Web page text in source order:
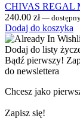
CHIVAS REGAL
240.00 zł —
Dodaj do koszyka
Dodaj do listy
Bądź pierwszy!
do newslettera
Chcesz jako
Zapisz się!